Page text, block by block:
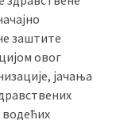
заштите
овог
јачања
водећих